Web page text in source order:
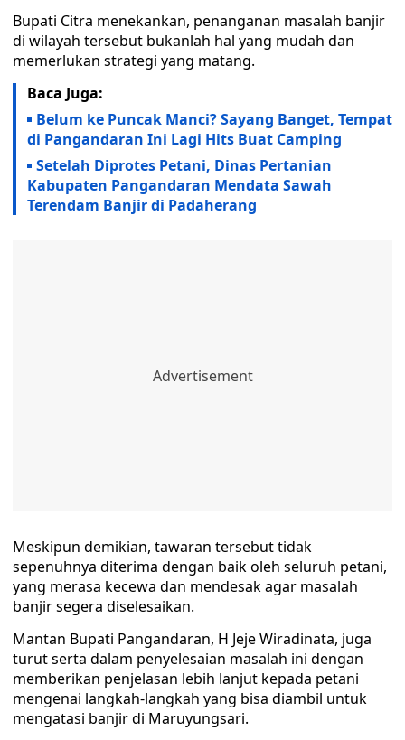
Bupati Citra menekankan, penanganan masalah banjir
di wilayah tersebut bukanlah hal yang mudah dan
memerlukan strategi yang matang.
Baca Juga:
Belum ke Puncak Manci? Sayang Banget, Tempat
di Pangandaran Ini Lagi Hits Buat Camping
Setelah Diprotes Petani, Dinas Pertanian
Kabupaten Pangandaran Mendata Sawah
Terendam Banjir di Padaherang
Meskipun demikian, tawaran tersebut tidak
sepenuhnya diterima dengan baik oleh seluruh petani,
yang merasa kecewa dan mendesak agar masalah
banjir segera diselesaikan.
Mantan Bupati Pangandaran, H Jeje Wiradinata, juga
turut serta dalam penyelesaian masalah ini dengan
memberikan penjelasan lebih lanjut kepada petani
mengenai langkah-langkah yang bisa diambil untuk
mengatasi banjir di Maruyungsari.